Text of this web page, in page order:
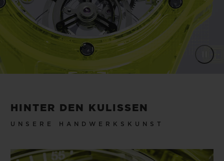
HINTER DEN KULISSEN
UNSERE HANDWERKSKUNST